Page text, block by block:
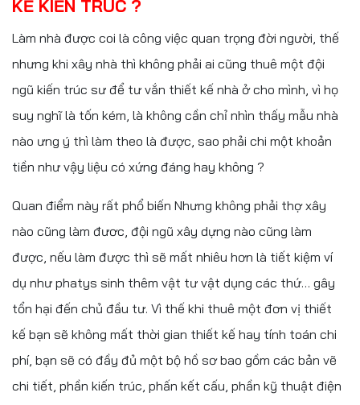
KẾ KIẾN TRÚC ?
Làm nhà được coi là công việc quan trọng đời người, thế
nhưng khi xây nhà thì không phải ai cũng thuê một đội
ngũ kiến trúc sư để tư vắn thiết kế nhà ở cho mình, vì họ
suy nghĩ là tốn kém, là không cần chỉ nhìn thấy mẫu nhà
nào ưng ý thì làm theo là được, sao phải chi một khoản
tiền như vậy liệu có xứng đáng hay không ?
Quan điểm này rất phổ biến Nhưng không phải thợ xây
nào cũng làm đươc, đội ngũ xây dựng nào cũng làm
được, nếu làm được thì sẽ mất nhiêu hơn là tiết kiệm ví
dụ như phatys sinh thêm vật tư vật dụng các thứ… gây
tổn hại đến chủ đầu tư. Vì thế khi thuê một đơn vị thiết
kế bạn sẽ không mất thời gian thiết kế hay tính toán chi
phí, bạn sẽ có đầy đủ một bộ hồ sơ bao gồm các bản vẽ
chi tiết, phần kiến trúc, phấn kết cấu, phần kỹ thuật điện